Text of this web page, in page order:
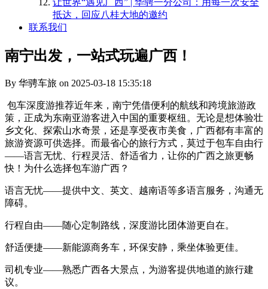
​让世界“遇见广西” | 华骋一分公司：用每一次安全
抵达，回应八桂大地的邀约
联系我们
南宁出发，一站式玩遍广西！
By 华骋车旅 on 2025-03-18 15:35:18
包车深度游推荐近年来，南宁凭借便利的航线和跨境旅游政
策，正成为东南亚游客进入中国的重要枢纽。无论是想体验壮
乡文化、探索山水奇景，还是享受夜市美食，广西都有丰富的
旅游资源可供选择。而最省心的旅行方式，莫过于包车自由行
——语言无忧、行程灵活、舒适省力，让你的广西之旅更畅
快！为什么选择包车游广西？
语言无忧——提供中文、英文、越南语等多语言服务，沟通无
障碍。
行程自由——随心定制路线，深度游比团体游更自在。
舒适便捷——新能源商务车，环保安静，乘坐体验更佳。
司机专业——熟悉广西各大景点，为游客提供地道的旅行建
议。